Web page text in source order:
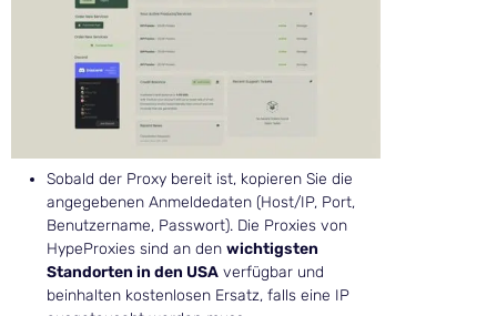
Sobald der Proxy bereit ist, kopieren Sie die
angegebenen Anmeldedaten (Host/IP, Port,
Benutzername, Passwort). Die Proxies von
HypeProxies sind an den wichtigsten
Standorten in den USA verfügbar und
beinhalten kostenlosen Ersatz, falls eine IP